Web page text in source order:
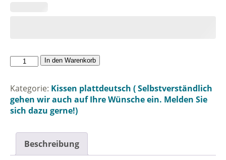
Eenfach
verpusten.
Menge
In den Warenkorb
Kategorie: Kissen plattdeutsch ( Selbstverständlich
gehen wir auch auf Ihre Wünsche ein. Melden Sie
sich dazu gerne!)
Beschreibung